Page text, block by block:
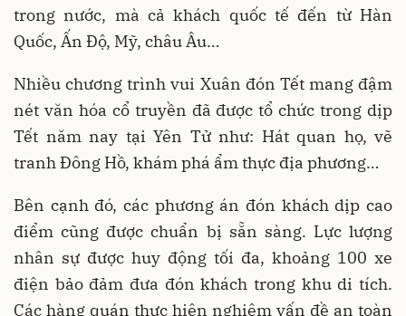
trong nước, mà cả khách quốc tế đến từ Hàn
Quốc, Ấn Độ, Mỹ, châu Âu…
Nhiều chương trình vui Xuân đón Tết mang đậm
nét văn hóa cổ truyền đã được tổ chức trong dịp
Tết năm nay tại Yên Tử như: Hát quan họ, vẽ
tranh Đông Hồ, khám phá ẩm thực địa phương…
Bên cạnh đó, các phương án đón khách dịp cao
điểm cũng được chuẩn bị sẵn sàng. Lực lượng
nhân sự được huy động tối đa, khoảng 100 xe
điện bảo đảm đưa đón khách trong khu di tích.
Các hàng quán thực hiện nghiêm vấn đề an toàn